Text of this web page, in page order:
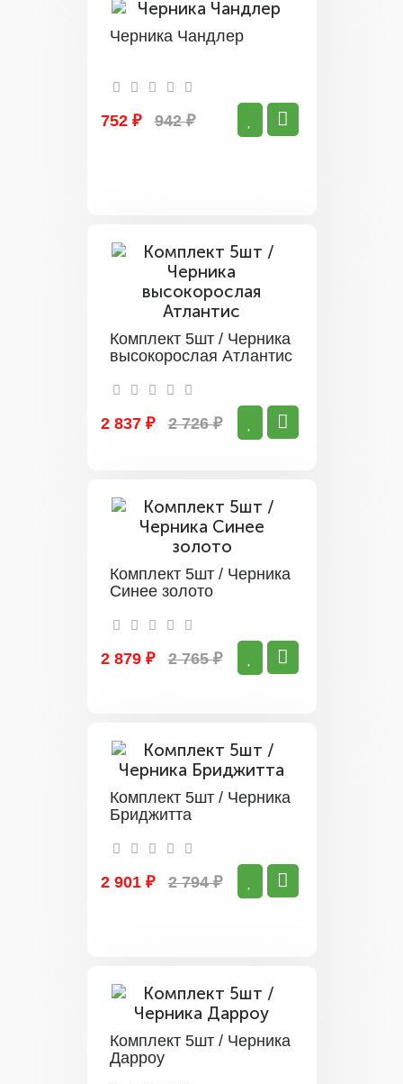
Черника Чандлер
752 ₽ 942 ₽
Комплект 5шт / Черника
высокорослая Атлантис
2 837 ₽ 2 726 ₽
Комплект 5шт / Черника
Синее золото
2 879 ₽ 2 765 ₽
Комплект 5шт / Черника
Бриджитта
2 901 ₽ 2 794 ₽
Комплект 5шт / Черника
Дарроу